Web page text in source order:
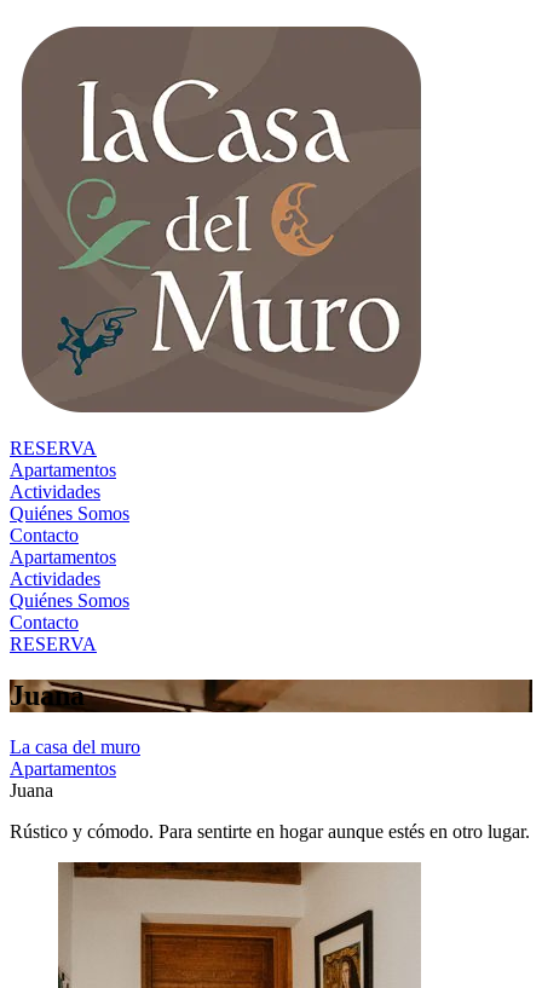
RESERVA
Apartamentos
Actividades
Quiénes Somos
Contacto
Apartamentos
Actividades
Quiénes Somos
Contacto
RESERVA
Juana
La casa del muro
Apartamentos
Juana
Rústico y cómodo. Para sentirte en hogar aunque estés en otro lugar.